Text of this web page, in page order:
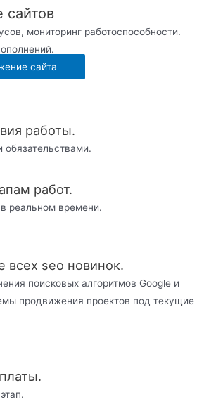
мониторинг работоспособности.
сайта
работы.
обязательствами.
работ.
реальном времени.
всех seo новинок.
поисковых алгоритмов Google и
продвижения проектов под текущие